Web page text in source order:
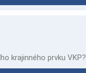
krajinného prvku VKP?